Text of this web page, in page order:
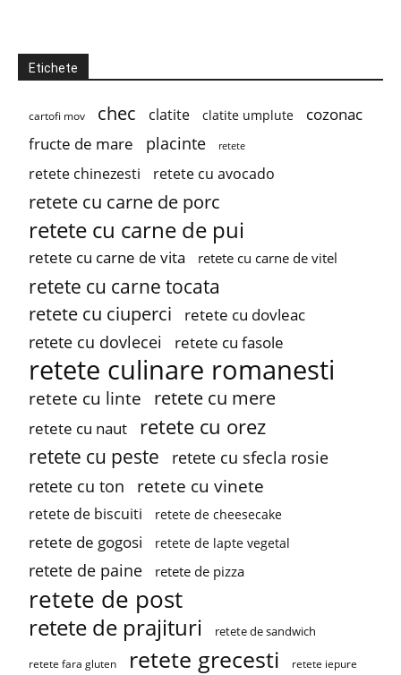
Etichete
cartofi mov chec clatite clatite umplute
cozonac
fructe de mare
placinte retete
retete chinezesti retete cu avocado
retete cu carne de porc
retete cu carne de pui
retete cu carne de vita retete cu carne de vitel
retete cu carne tocata
retete cu ciuperci retete cu dovleac
retete cu dovlecei retete cu fasole
retete culinare romanesti
retete cu linte retete cu mere
retete cu naut
retete cu orez
retete cu peste
retete cu sfecla rosie
retete cu ton
retete cu vinete
retete de biscuiti retete de cheesecake
retete de gogosi retete de lapte vegetal
retete de paine retete de pizza
retete de post
retete de prajituri retete de sandwich
retete fara gluten retete grecesti retete iepure